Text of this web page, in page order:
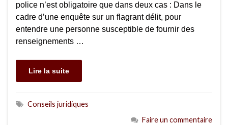
police n’est obligatoire que dans deux cas : Dans le
cadre d’une enquête sur un flagrant délit, pour
entendre une personne susceptible de fournir des
renseignements …
Lire la suite
Conseils juridiques
Faire un commentaire